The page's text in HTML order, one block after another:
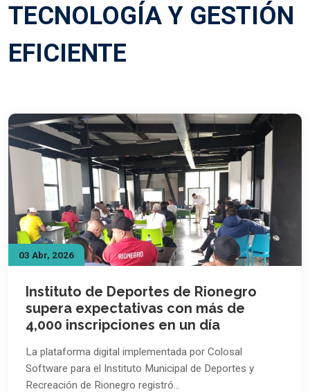
TECNOLOGÍA Y GESTIÓN
EFICIENTE
03 Abr, 2026
Instituto de Deportes de Rionegro
supera expectativas con más de
4,000 inscripciones en un día
La plataforma digital implementada por Colosal
Software para el Instituto Municipal de Deportes y
Recreación de Rionegro registró…